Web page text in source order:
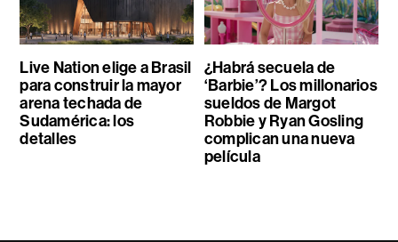
Live Nation elige a Brasil
para construir la mayor
arena techada de
Sudamérica: los
detalles
¿Habrá secuela de
‘Barbie’? Los millonarios
sueldos de Margot
Robbie y Ryan Gosling
complican una nueva
película